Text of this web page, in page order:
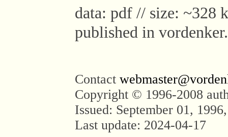
data: pdf // size: ~328
published in
Contact
Copyright © 1996-2008
Issued: September 01, 1996,
Last update: 2024-04-17